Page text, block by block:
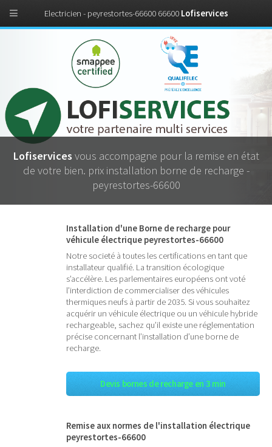
Lofiservices vous accompagne pour la remise en état
de votre bien. prix installation borne de recharge -
peyrestortes-66600
Installation d'une Borne de recharge pour
véhicule électrique peyrestortes-66600
Notre societé à toutes les certifications en tant que
installateur qualifié. La transition écologique
s’accélère. Les parlementaires européens ont voté
l’interdiction de commercialiser des véhicules
thermiques neufs à partir de 2035. Si vous souhaitez
acquérir un véhicule électrique ou un véhicule hybride
rechargeable, sachez qu’il existe une réglementation
précise concernant l’installation d’une borne de
recharge.
Devis bornes de recharge en 3 min
Remise aux normes de l'installation électrique
peyrestortes-66600
Electricien - peyrestortes-66600 66600Lofiservices